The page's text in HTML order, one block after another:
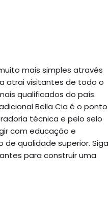
mais simples através
atrai visitantes de todo o
qualificados do país.
Bella Cia é o ponto
técnica e pelo selo
com educação e
qualidade superior. Siga
para construir uma